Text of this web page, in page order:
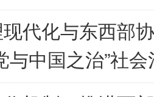
代化与东西部
与中国之治”社